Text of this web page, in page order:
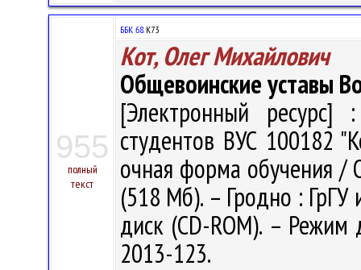
955
полный
текст
ББК 68.К73
Кот, Олег Михайлович
Общевоинские уставы
[Электронный ресурс]
студентов ВУС 100182
очная форма обучения /
(518 Мб). – Гродно : ГрГУ
диск (CD-ROM). –
2013-123.